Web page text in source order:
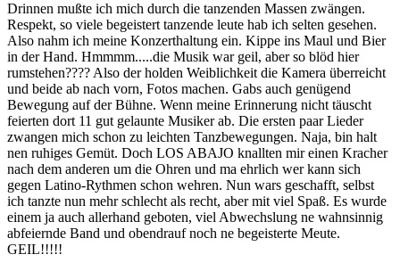
Drinnen mußte ich mich durch die tanzenden Massen zwängen.
Respekt, so viele begeistert tanzende leute hab ich selten gesehen.
Also nahm ich meine Konzerthaltung ein. Kippe ins Maul und Bier
in der Hand. Hmmmm.....die Musik war geil, aber so blöd hier
rumstehen???? Also der holden Weiblichkeit die Kamera überreicht
und beide ab nach vorn, Fotos machen. Gabs auch genügend
Bewegung auf der Bühne. Wenn meine Erinnerung nicht täuscht
feierten dort 11 gut gelaunte Musiker ab. Die ersten paar Lieder
zwangen mich schon zu leichten Tanzbewegungen. Naja, bin halt
nen ruhiges Gemüt. Doch LOS ABAJO knallten mir einen Kracher
nach dem anderen um die Ohren und ma ehrlich wer kann sich
gegen Latino-Rythmen schon wehren. Nun wars geschafft, selbst
ich tanzte nun mehr schlecht als recht, aber mit viel Spaß. Es wurde
einem ja auch allerhand geboten, viel Abwechslung ne wahnsinnig
abfeiernde Band und obendrauf noch ne begeisterte Meute.
GEIL!!!!!